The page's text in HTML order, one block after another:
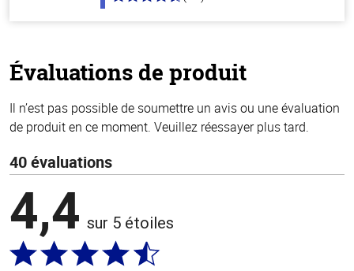
Évaluations de produit
Il n’est pas possible de soumettre un avis ou une évaluation
de produit en ce moment. Veuillez réessayer plus tard.
40 évaluations
4,4 sur 5 étoiles